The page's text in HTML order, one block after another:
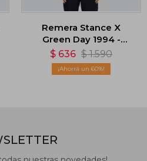
Remera Stance X
Green Day 1994 -
Blanco
$ 636 $ 1.590
60